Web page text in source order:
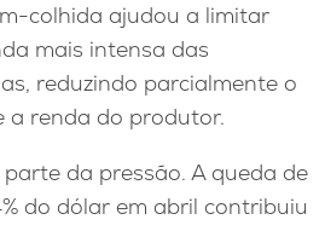
colhida ajudou a limitar
mais intensa das
reduzindo parcialmente o
a renda do produtor.
da pressão. A queda de
do dólar em abril contribuiu